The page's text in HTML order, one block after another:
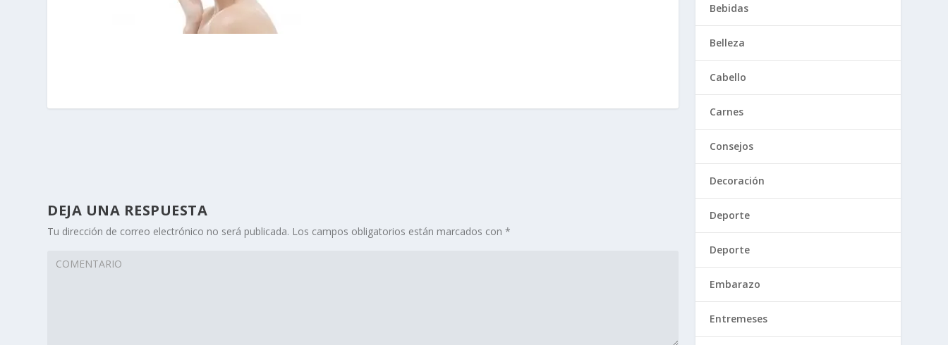
DEJA UNA RESPUESTA
Tu dirección de correo electrónico no será publicada. Los campos obligatorios están marcados con*
Bebidas
Belleza
Cabello
Carnes
Consejos
Decoración
Deporte
Deporte
Embarazo
Entremeses